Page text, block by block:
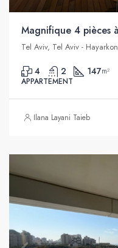
Tel Aviv, Tel Aviv - Hayarkon
4 2 147m²
APPARTEMENT
Ilana Layani Taieb